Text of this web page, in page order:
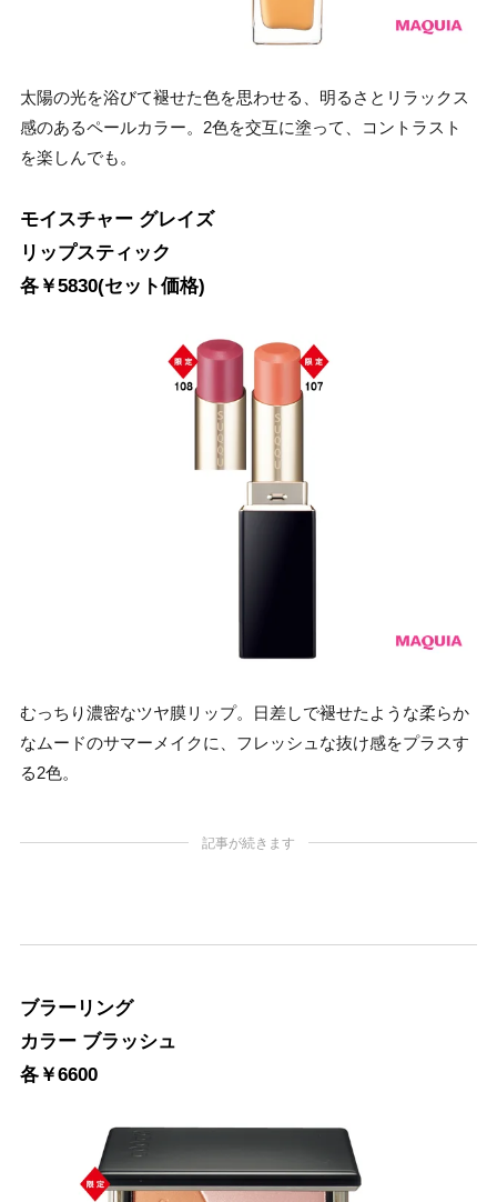
太陽の光を浴びて褪せた色を思わせる、明るさとリラックス
感のあるペールカラー。2色を交互に塗って、コントラスト
を楽しんでも。
モイスチャー グレイズ
リップスティック
各￥5830(セット価格)
むっちり濃密なツヤ膜リップ。日差しで褪せたような柔らか
なムードのサマーメイクに、フレッシュな抜け感をプラスす
る2色。
記事が続きます
ブラーリング
カラー ブラッシュ
各￥6600